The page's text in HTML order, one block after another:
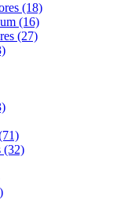
(18)
(16)
(27)
(32)